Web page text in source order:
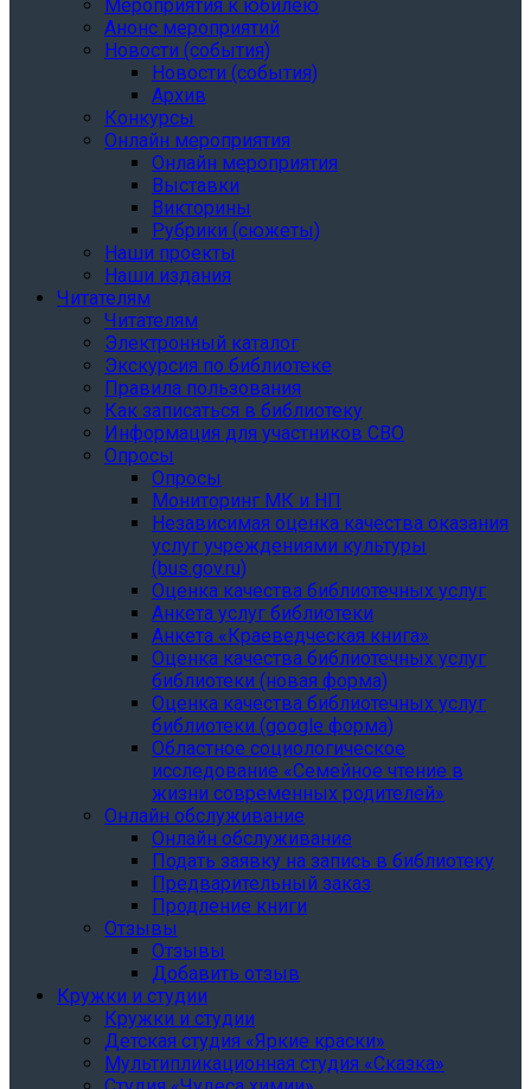
Мероприятия к юбилею
Анонс мероприятий
Новости (события)
Новости (события)
Архив
Конкурсы
Онлайн мероприятия
Онлайн мероприятия
Выставки
Викторины
Рубрики (сюжеты)
Наши проекты
Наши издания
Читателям
Читателям
Электронный каталог
Экскурсия по библиотеке
Правила пользования
Как записаться в библиотеку
Информация для участников СВО
Опросы
Опросы
Мониторинг МК и НП
Независимая оценка качества оказания
услуг учреждениями культуры
(bus.gov.ru)
Оценка качества библиотечных услуг
Анкета услуг библиотеки
Анкета «Краеведческая книга»
Oценка качества библиотечных услуг
библиотеки (новая форма)
Oценка качества библиотечных услуг
библиотеки (google форма)
Областное социологическое
исследование «Семейное чтение в
жизни современных родителей»
Онлайн обслуживание
Онлайн обслуживание
Подать заявку на запись в библиотеку
Предварительный заказ
Продление книги
Отзывы
Отзывы
Добавить отзыв
Кружки и студии
Кружки и студии
Детская студия «Яркие краски»
Мультипликационная студия «Сказка»